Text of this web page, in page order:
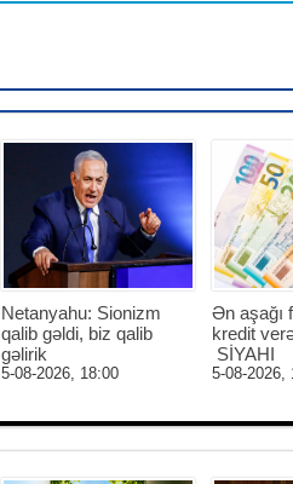
Netanyahu: Sionizm
qalib gəldi, biz qalib
gəlirik
5-08-2026, 18:00
Ən aşağı
kredit
SİYAHI
5-08-2026,